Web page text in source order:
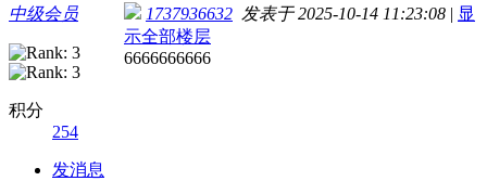
中级会员
积分
254
发消息
1737936632 发表于 2025-10-14 11:23:08 | 显
示全部楼层
6666666666